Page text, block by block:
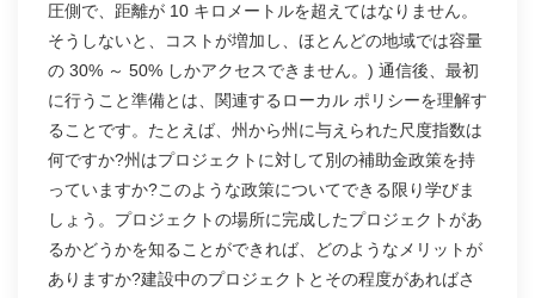
圧側で、距離が 10 キロメートルを超えてはなりません。
そうしないと、コストが増加し、ほとんどの地域では容量
の 30% ～ 50% しかアクセスできません。) 通信後、最初
に行うこと準備とは、関連するローカル ポリシーを理解す
ることです。たとえば、州から州に与えられた尺度指数は
何ですか?州はプロジェクトに対して別の補助金政策を持
っていますか?このような政策についてできる限り学びま
しょう。プロジェクトの場所に完成したプロジェクトがあ
るかどうかを知ることができれば、どのようなメリットが
ありますか?建設中のプロジェクトとその程度があればさ